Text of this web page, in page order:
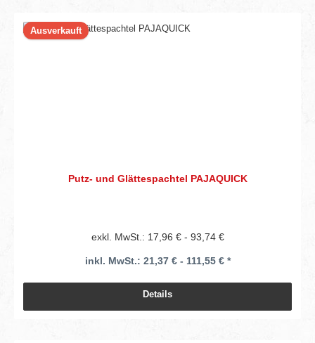
Ausverkauft
Putz- und Glättespachtel PAJAQUICK
exkl. MwSt.: 17,96 € - 93,74 €
inkl. MwSt.: 21,37 € - 111,55 € *
Details